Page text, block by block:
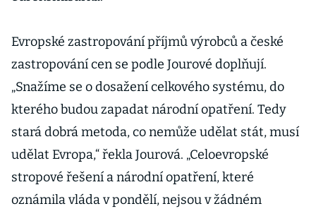
Evropské zastropování příjmů výrobců a české
zastropování cen se podle Jourové doplňují.
„Snažíme se o dosažení celkového systému, do
kterého budou zapadat národní opatření. Tedy
stará dobrá metoda, co nemůže udělat stát, musí
udělat Evropa,“ řekla Jourová. „Celoevropské
stropové řešení a národní opatření, které
oznámila vláda v pondělí, nejsou v žádném